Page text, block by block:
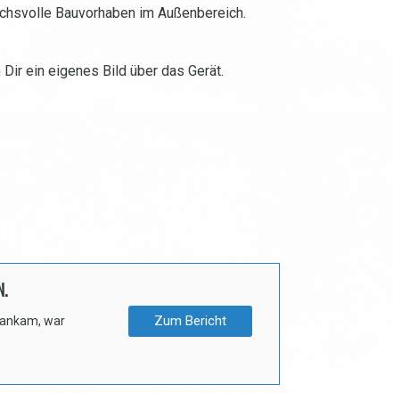
Bauvorhaben im Außenbereich.
ein eigenes Bild über das Gerät.
war
Zum Bericht